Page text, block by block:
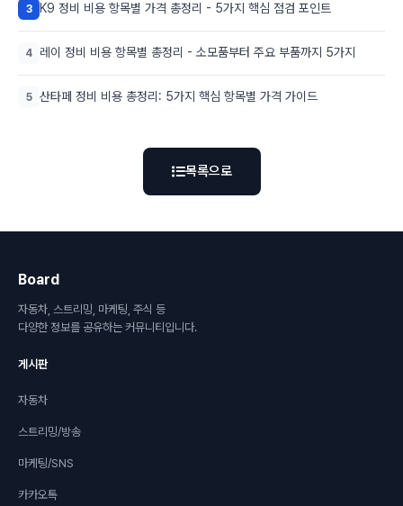
3 K9 정비 비용 항목별 가격 총정리 - 5가지 핵심 점검 포인트
4 레이 정비 비용 항목별 총정리 - 소모품부터 주요 부품까지 5가지
5 산타페 정비 비용 총정리: 5가지 핵심 항목별 가격 가이드
목록으로
Board
자동차, 스트리밍, 마케팅, 주식 등
다양한 정보를 공유하는 커뮤니티입니다.
게시판
자동차
스트리밍/방송
마케팅/SNS
카카오톡